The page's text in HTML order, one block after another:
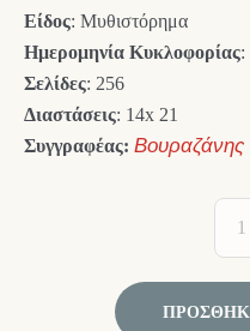
Είδος: Μυθιστόρημα
Ημερομηνία Κυκλοφορίας:
Σελίδες: 256
Διαστάσεις: 14x 21
Συγγραφέας: Βουραζάνης